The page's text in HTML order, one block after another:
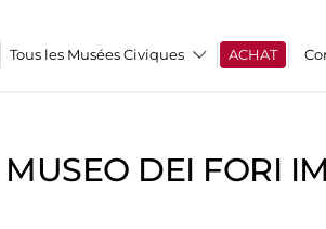
Tous les Musées Civiques ACHAT
DEI FORI